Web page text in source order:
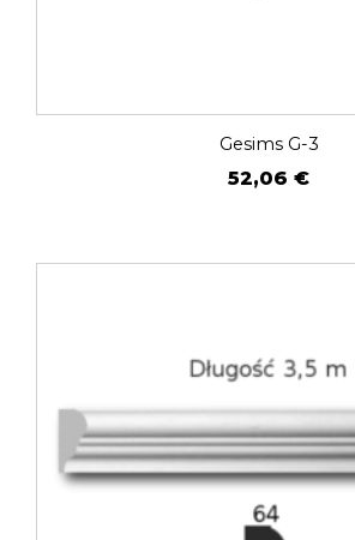
Gesims G-3
52,06 €